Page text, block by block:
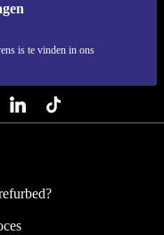
is te vinden in ons